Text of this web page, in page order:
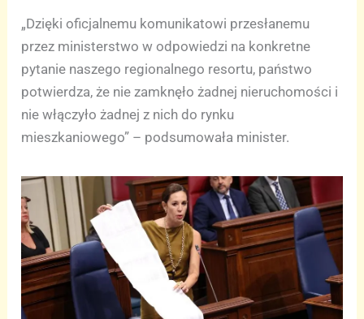
„Dzięki oficjalnemu komunikatowi przesłanemu
przez ministerstwo w odpowiedzi na konkretne
pytanie naszego regionalnego resortu, państwo
potwierdza, że nie zamknęło żadnej nieruchomości i
nie włączyło żadnej z nich do rynku
mieszkaniowego” – podsumowała minister.